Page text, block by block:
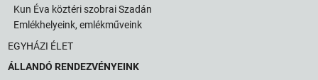
Kun Éva köztéri szobrai Szadán
Emlékhelyeink, emlékműveink
EGYHÁZI ÉLET
ÁLLANDÓ RENDEZVÉNYEINK